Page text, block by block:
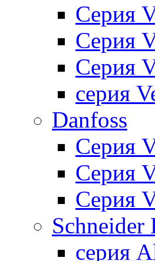
Cерия
Cерия
Cерия
серия
Danfoss
Серия
Серия
Серия
Schneider
серия